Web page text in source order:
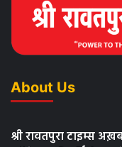
About Us
श्री रावतपुरा टाइम्स